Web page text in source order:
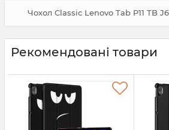
Чохол Classic Lenovo Tab P11 TB
Рекомендовані товари